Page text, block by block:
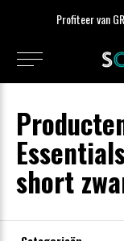
Profiteer van
short